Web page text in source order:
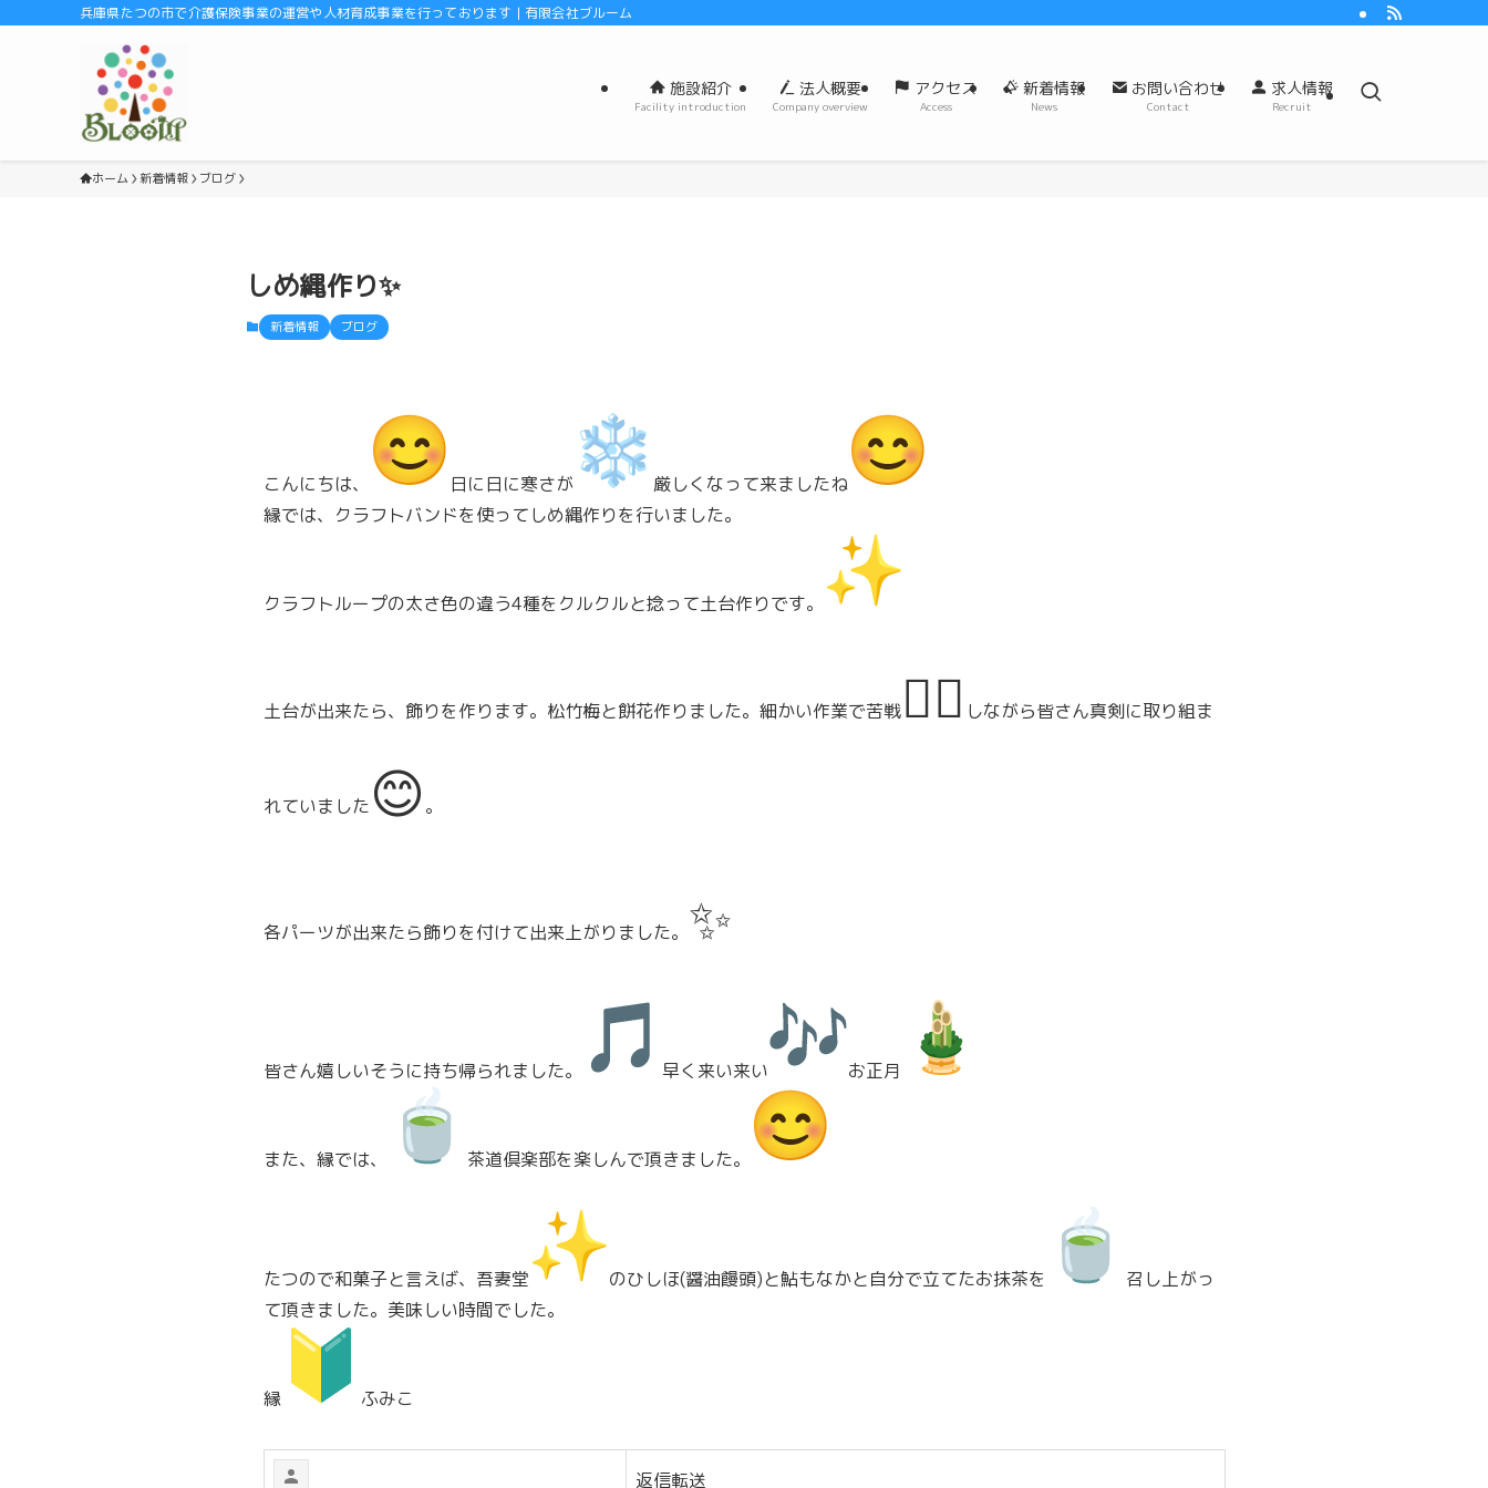
兵庫県たつの市で介護保険事業の運営や人材育成事業を行っております | 有限会社ブルーム
施設紹介
Facility introduction
法人概要
Company overview
アクセス
Access
新着情報
News
お問い合わせ
Contact
求人情報
Recruit
ホーム 新着情報 ブログ
しめ縄作り✨
新着情報 ブログ
こんにちは、 日に日に寒さが
厳しくなって来ましたね
縁では、クラフトバンドを使ってしめ縄作りを行いました。
クラフトループの太さ色の違う4種をクルクルと捻って土台作りです。
土台が出来たら、飾りを作ります。松竹梅と餅花作りました。 細かい作業で苦戦😵‍💫 しながら皆さん真剣に取り組ま
れていました 😊 。
各パーツが出来たら飾りを付けて出来上がりました。 ✨
皆さん嬉しいそうに持ち帰られました。 早く来い来い お正月
また、縁では、 茶道倶楽部を楽しんで頂きました。
たつので和菓子と言えば、吾妻堂 のひしほ(醤油饅頭)と鮎もなかと自分で立てたお抹茶を
召し上がっ
て頂きました。 美味しい時間でした。
縁 ふみこ
返信転送